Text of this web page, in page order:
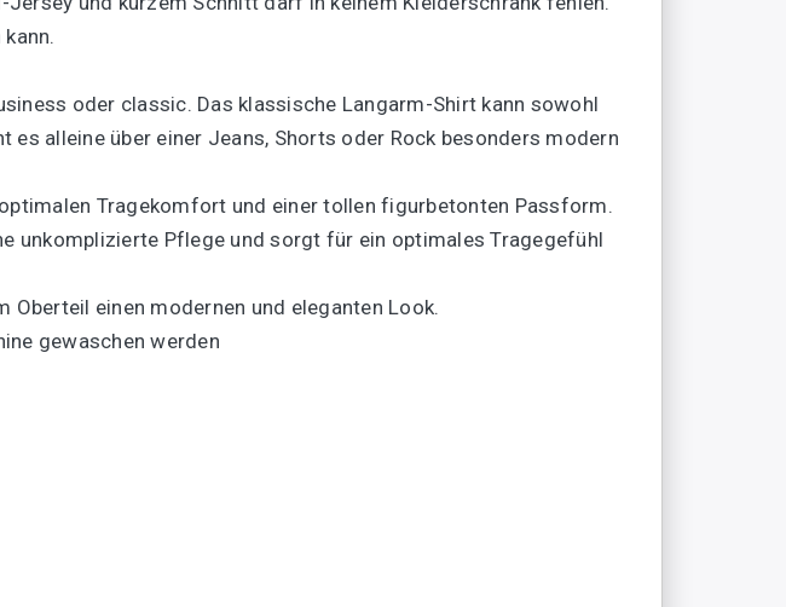
oder classic. Das klassische Langarm-Shirt kann sowohl
alleine über einer Jeans, Shorts oder Rock besonders modern
Tragekomfort und einer tollen figurbetonten Passform.
unkomplizierte Pflege und sorgt für ein optimales Tragegefühl
Oberteil einen modernen und eleganten Look.
gewaschen werden